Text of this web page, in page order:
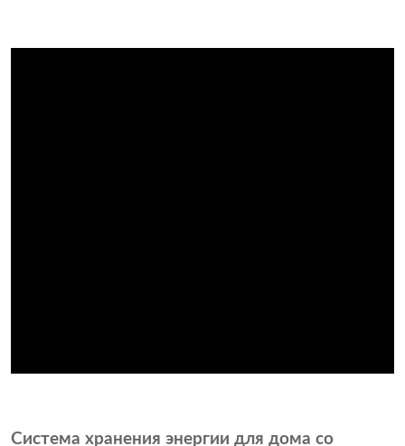
Система хранения энергии для дома со